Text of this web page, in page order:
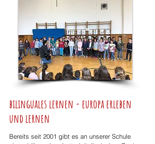
Bereits seit 2001 gibt es an unserer Schule
bilinguales lernen - europa erleben
und lernen